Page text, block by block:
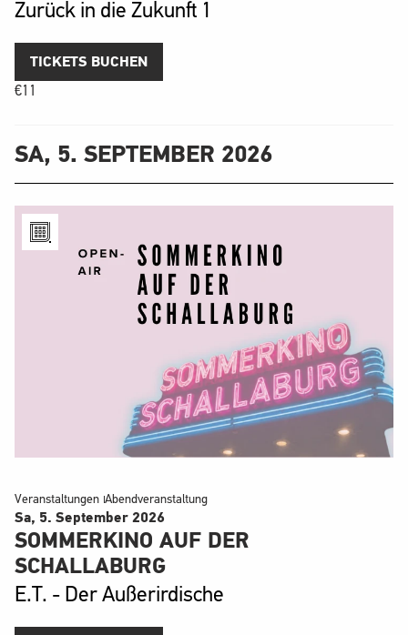
Zurück in die Zukunft 1
TICKETS BUCHEN
€11
SA, 5. SEPTEMBER 2026
Veranstaltungen Abendveranstaltung
Sa, 5. September 2026
SOMMERKINO AUF DER
SCHALLABURG
E.T. - Der Außerirdische